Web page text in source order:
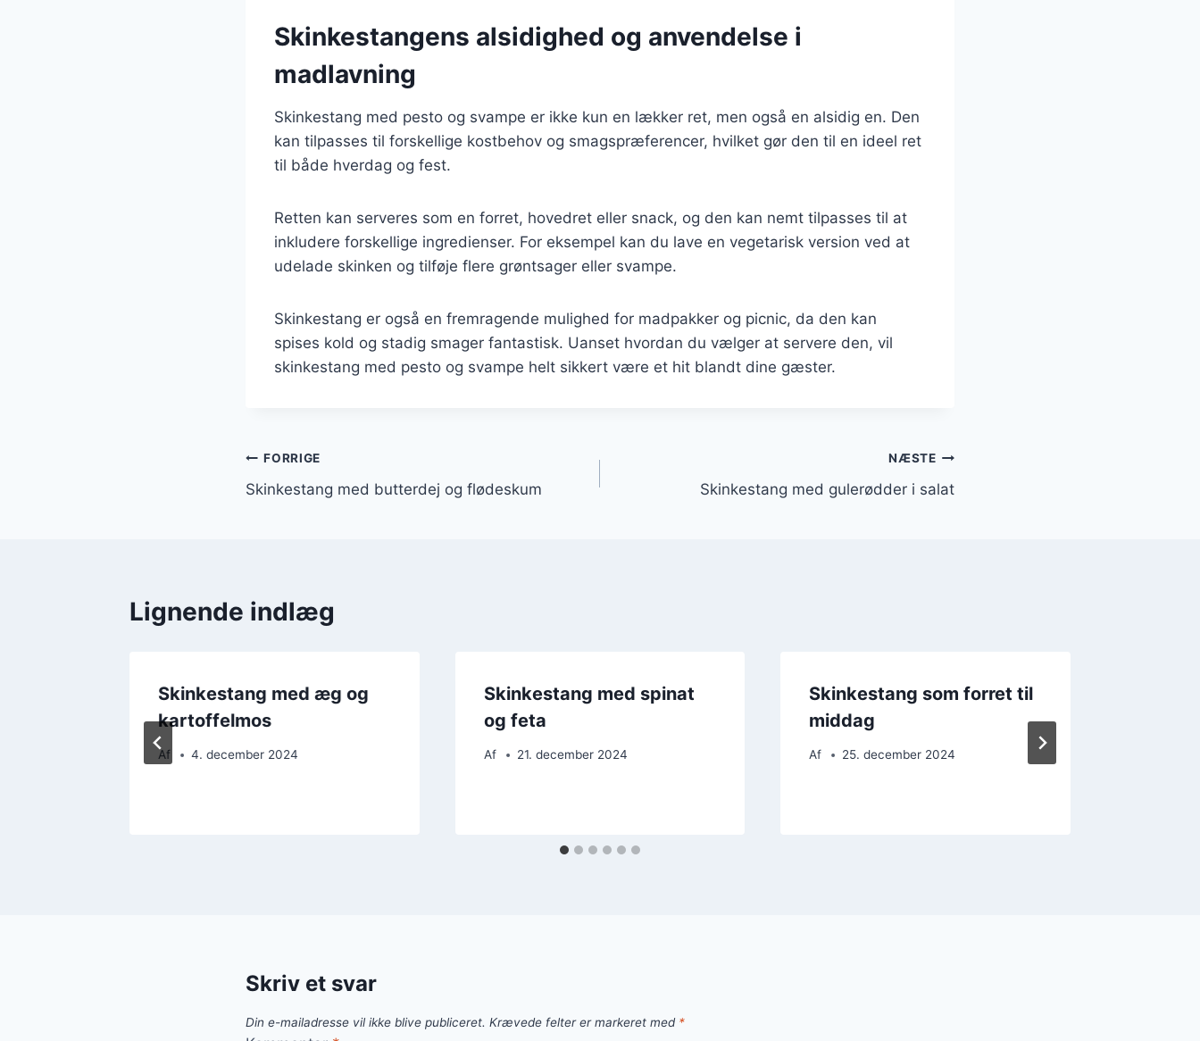
Skinkestangens alsidighed og anvendelse i
madlavning
Skinkestang med pesto og svampe er ikke kun en lækker ret, men også en alsidig en. Den
kan tilpasses til forskellige kostbehov og smagspræferencer, hvilket gør den til en ideel ret
til både hverdag og fest.
Retten kan serveres som en forret, hovedret eller snack, og den kan nemt tilpasses til at
inkludere forskellige ingredienser. For eksempel kan du lave en vegetarisk version ved at
udelade skinken og tilføje flere grøntsager eller svampe.
Skinkestang er også en fremragende mulighed for madpakker og picnic, da den kan
spises kold og stadig smager fantastisk. Uanset hvordan du vælger at servere den, vil
skinkestang med pesto og svampe helt sikkert være et hit blandt dine gæster.
Indlægsnavigation
FORRIGE
Skinkestang med butterdej og flødeskum
NÆSTE
Skinkestang med gulerødder i salat
Lignende indlæg
Skinkestang med æg og
kartoffelmos
Af 4. december 2024
Skinkestang med spinat
og feta
Af 21. december 2024
Skinkestang som forret til
middag
Af 25. december 2024
Skriv et svar
Din e-mailadresse vil ikke blive publiceret. Krævede felter er markeret med *